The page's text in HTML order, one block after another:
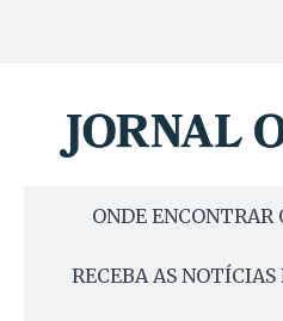
ONDE ENCONTRAR
RECEBA AS NOTÍCIAS